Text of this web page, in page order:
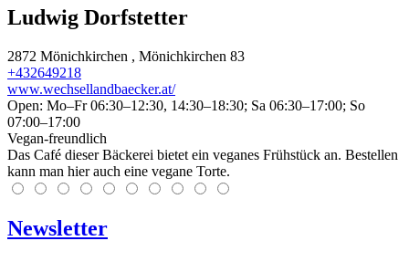
Ludwig Dorfstetter
2872 Mönichkirchen , Mönichkirchen 83
+432649218
www.wechsellandbaecker.at/
Open: Mo–Fr 06:30–12:30, 14:30–18:30; Sa 06:30–17:00; So
07:00–17:00
Vegan-freundlich
Das Café dieser Bäckerei bietet ein veganes Frühstück an. Bestellen
kann man hier auch eine vegane Torte.
Newsletter